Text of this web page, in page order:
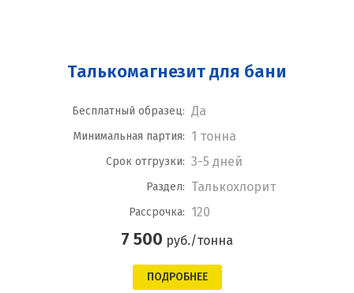
Талькомагнезит для бани
Бесплатный образец: Да
Минимальная партия: 1 тонна
Срок отгрузки: 3-5 дней
Раздел: Талькохлорит
Рассрочка: 120
7 500 руб./тонна
ПОДРОБНЕЕ